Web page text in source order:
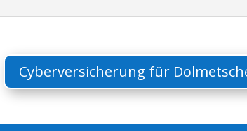
Cyberversicherung für